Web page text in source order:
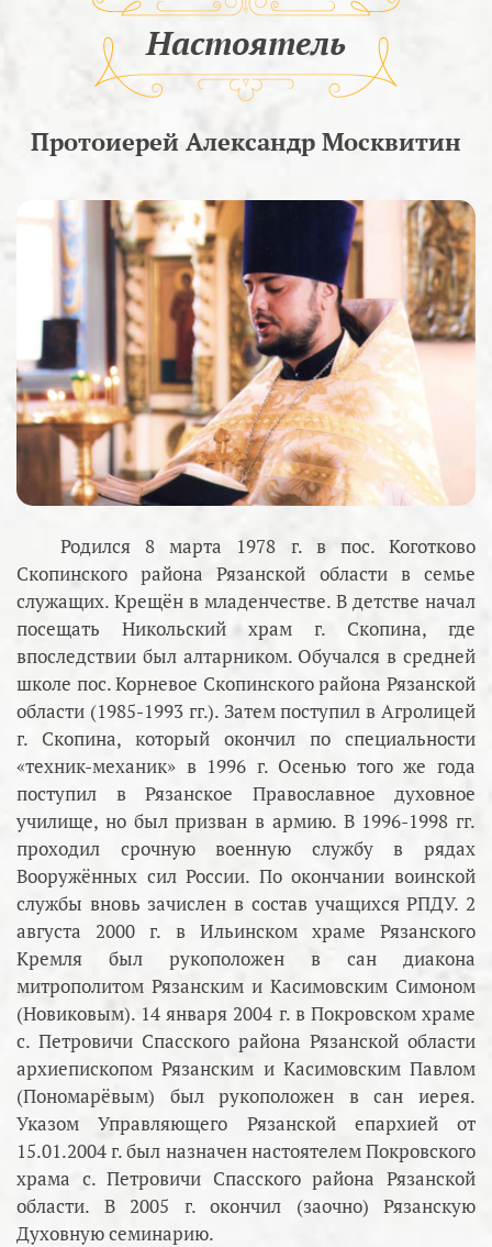
Настоятель
Протоиерей Александр Москвитин
Родился 8 марта 1978 г. в пос. Коготково
Скопинского района Рязанской области в семье
служащих. Крещён в младенчестве. В детстве начал
посещать Никольский храм г. Скопина, где
впоследствии был алтарником. Обучался в средней
школе пос. Корневое Скопинского района Рязанской
области (1985-1993 гг.). Затем поступил в Агролицей
г. Скопина, который окончил по специальности
«техник-механик» в 1996 г. Осенью того же года
поступил в Рязанское Православное духовное
училище, но был призван в армию. В 1996-1998 гг.
проходил срочную военную службу в рядах
Вооружённых сил России. По окончании воинской
службы вновь зачислен в состав учащихся РПДУ. 2
августа 2000 г. в Ильинском храме Рязанского
Кремля был рукоположен в сан диакона
митрополитом Рязанским и Касимовским Симоном
(Новиковым). 14 января 2004 г. в Покровском храме
с. Петровичи Спасского района Рязанской области
архиепископом Рязанским и Касимовским Павлом
(Пономарёвым) был рукоположен в сан иерея.
Указом Управляющего Рязанской епархией от
15.01.2004 г. был назначен настоятелем Покровского
храма с. Петровичи Спасского района Рязанской
области. В 2005 г. окончил (заочно) Рязанскую
Духовную семинарию.